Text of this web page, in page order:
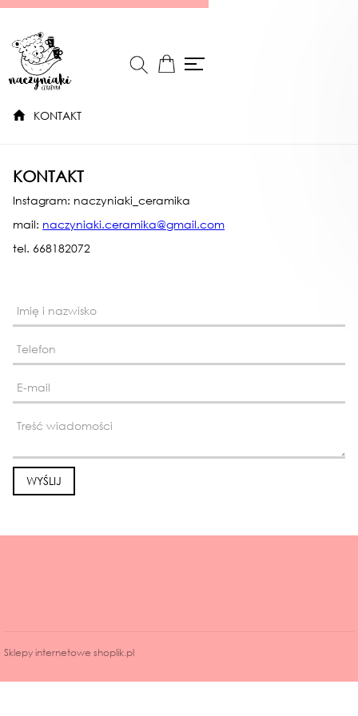
KONTAKT
KONTAKT
Instagram: naczyniaki_ceramika
mail: naczyniaki.ceramika@gmail.com
tel. 668182072
Sklepy internetowe shoplik.pl